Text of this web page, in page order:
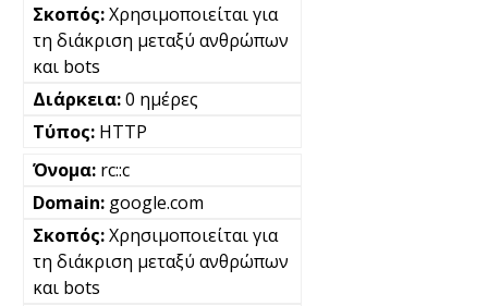
Χρησιμοποιείται για
τη διάκριση μεταξύ ανθρώπων
και bots
0 ημέρες
HTTP
rc::c
google.com
Χρησιμοποιείται για
τη διάκριση μεταξύ ανθρώπων
και bots